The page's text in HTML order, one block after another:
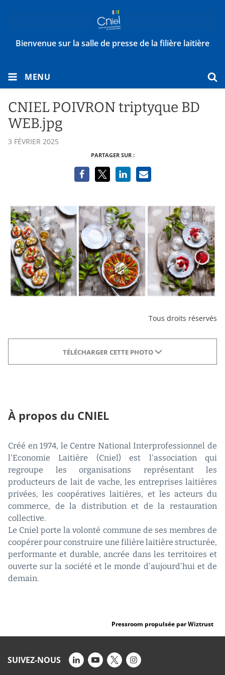
Bienvenue sur la salle de presse de la filière laitière
MENU
CNIEL POIVRON triptyque BD
WEB.jpg
3 FÉVRIER 2025
PARTAGER SUR :
Tous droits réservés
TÉLÉCHARGER CETTE PHOTO
À propos du CNIEL
Créé en 1974, le Centre National Interprofessionnel de
l'Economie Laitière (Cniel) est l'association qui
regroupe les organisations représentant les
producteurs de lait de vache, les entreprises laitières
privées, les coopératives laitières, et les acteurs du
commerce, de la distribution et de la restauration
collective.
Le Cniel porte la volonté commune de ses membres de
coopérer pour construire une filière laitière structurée,
performante et durable, ancrée dans les territoires et
ouverte sur la société et le monde d'aujourd'hui et de
demain.
Pressroom propulsée par Wiztrust
SUIVEZ-NOUS